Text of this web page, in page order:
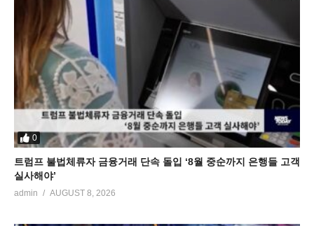
0
트럼프 불법체류자 금융거래 단속 돌입 ‘8월 중순까지 은행들 고객
실사해야’
admin AUGUST 8, 2026